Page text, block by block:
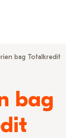
bag Totalkredit
bag